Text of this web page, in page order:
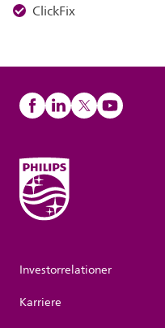
ClickFix
Investorrelationer
Karriere